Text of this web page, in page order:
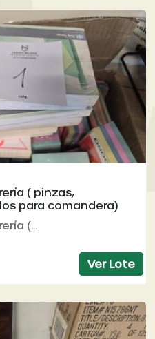
( pinzas,
para comandera)
(...
Ver Lote